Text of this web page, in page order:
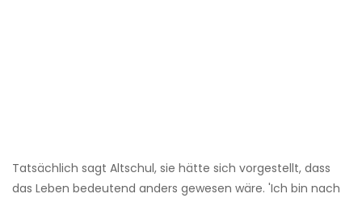
Tatsächlich sagt Altschul, sie hätte sich vorgestellt, dass
das Leben bedeutend anders gewesen wäre. 'Ich bin nach